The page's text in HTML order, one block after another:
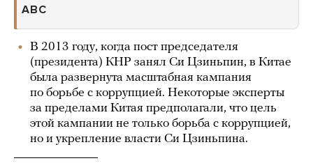
ABC
В 2013 году, когда пост председателя
(президента) КНР занял Си Цзиньпин, в Китае
была развернута масштабная кампания
по борьбе с коррупцией. Некоторые эксперты
за пределами Китая предполагали, что цель
этой кампании не только борьба с коррупцией,
но и укрепление власти Си Цзиньпина.